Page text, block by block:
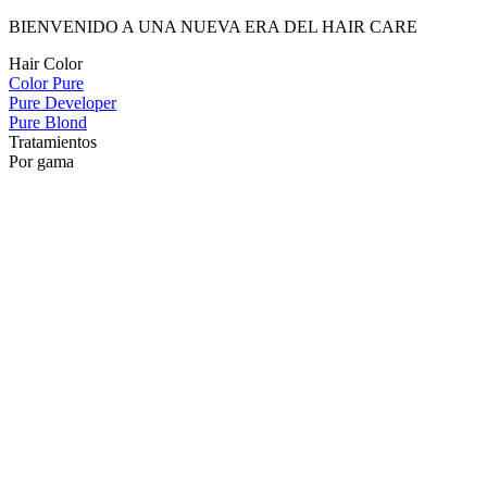
BIENVENIDO A UNA NUEVA ERA DEL HAIR CARE
Hair Color
Color Pure
Pure Developer
Pure Blond
Tratamientos
Por gama